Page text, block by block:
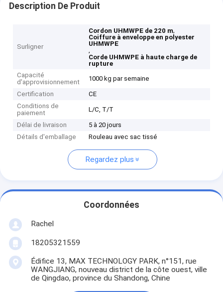
Description De Produit
Surligner
Cordon UHMWPE de 220 m,
Coiffure à enveloppe en polyester
UHMWPE
,
Corde UHMWPE à haute charge de
rupture
Capacité
d'approvisionnement
1000 kg par semaine
Certification
CE
Conditions de
paiement
L/C, T/T
Délai de livraison
5 à 20 jours
Détails d'emballage
Rouleau avec sac tissé
Regardez plus
Coordonnées
Rachel
18205321559
Édifice 13, MAX TECHNOLOGY PARK, n°151, rue
WANGJIANG, nouveau district de la côte ouest, ville
de Qingdao, province du Shandong, Chine